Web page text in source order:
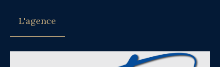
L'agence